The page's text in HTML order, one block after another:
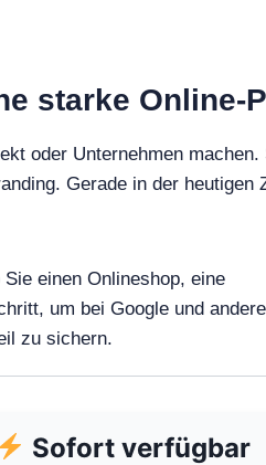
starke Online-
oder Unternehmen
Gerade in der heutigen
einen Onlineshop, eine
um bei Google und
zu sichern.
Sofort verfügbar